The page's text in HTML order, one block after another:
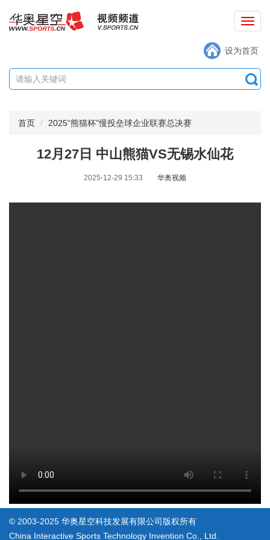
设为首页
切
导
航
首页 2025“熊猫杯”慢投垒球企业联赛总决赛
12月27日 中山熊猫VS无锡水仙花
2025-12-29 15:33 华奥视频
© 2003-2025 华奥星空科技发展有限公司版权所有
China Interactive Sports Technology Invention Co., Ltd.